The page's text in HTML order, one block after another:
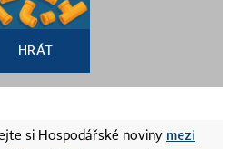
HRÁT
si Hospodářské noviny mezi